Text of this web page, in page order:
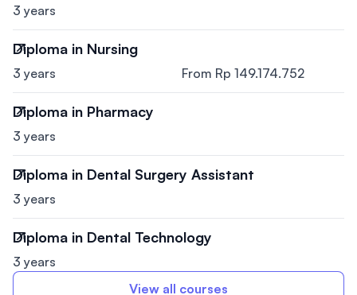
3 years
Diploma in Nursing
3 years From Rp 149.174.752
Diploma in Pharmacy
3 years
Diploma in Dental Surgery Assistant
3 years
Diploma in Dental Technology
3 years
View all courses